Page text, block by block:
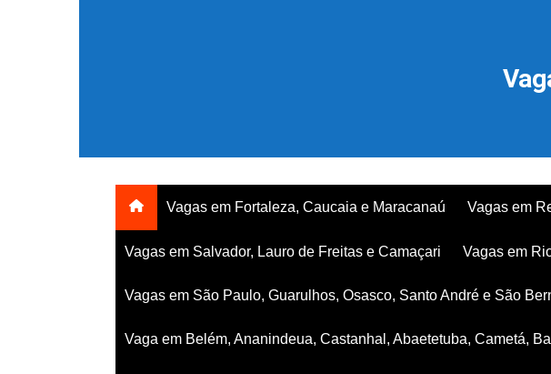
Vagas em Fortaleza, Caucaia e Maracanaú Vagas em
Vagas em Salvador, Lauro de Freitas e Camaçari Vagas em
Vagas em São Paulo, Guarulhos, Osasco, Santo André e São
Vaga em Belém, Ananindeua, Castanhal, Abaetetuba, Cametá,